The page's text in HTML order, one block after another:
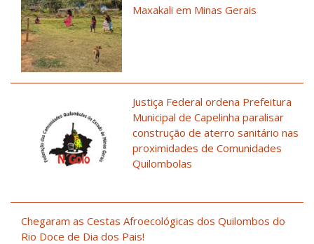
Maxakali em Minas Gerais
Justiça Federal ordena Prefeitura
Municipal de Capelinha paralisar
construção de aterro sanitário nas
proximidades de Comunidades
Quilombolas
Chegaram as Cestas Afroecológicas dos Quilombos do
Rio Doce de Dia dos Pais!